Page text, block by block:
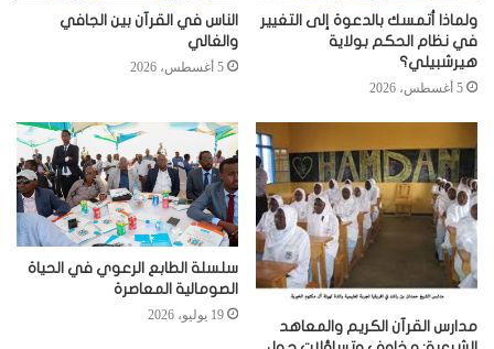
ولماذا أتمسك بالدعوة إلى التغيير
في نظام الحكم بولاية
هيرشبيلي؟
5 أغسطس، 2026
الناس في القرآن بين الجافي
والغالي
5 أغسطس، 2026
مدارس القرآن الكريم والمعاهد
سلسلة الطابع الرعوي في الحياة
الصومالية المعاصرة
19 يوليو، 2026